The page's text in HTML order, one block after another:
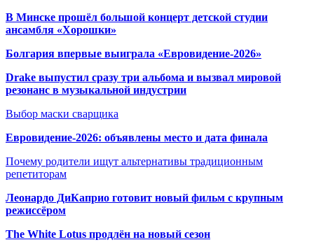
В Минске прошёл большой концерт детской студии
ансамбля «Хорошки»
Болгария впервые выиграла «Евровидение-2026»
Drake выпустил сразу три альбома и вызвал мировой
резонанс в музыкальной индустрии
Выбор маски сварщика
Евровидение-2026: объявлены место и дата финала
Почему родители ищут альтернативы традиционным
репетиторам
Леонардо ДиКаприо готовит новый фильм с крупным
режиссёром
The White Lotus продлён на новый сезон